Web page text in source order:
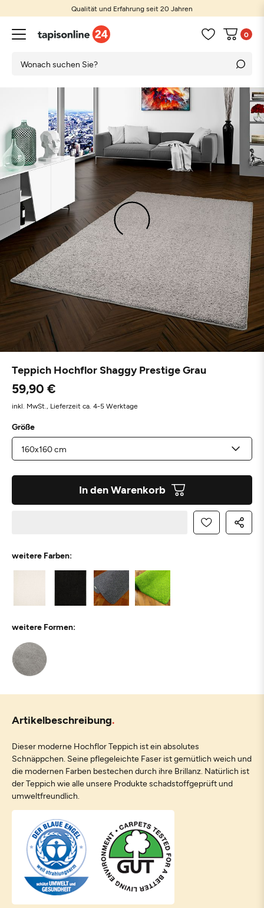
Qualität und Erfahrung seit 20 Jahren
0
Teppich Hochflor Shaggy Prestige Grau
59,90 €
inkl. MwSt., Lieferzeit ca. 4-5 Werktage
Größe
In den Warenkorb
weitere Farben:
weitere Formen:
Artikelbeschreibung
Dieser moderne Hochflor Teppich ist ein absolutes
Schnäppchen. Seine pflegeleichte Faser ist gemütlich weich und
die modernen Farben bestechen durch ihre Brillanz. Natürlich ist
der Teppich wie alle unsere Produkte schadstoffgeprüft und
umweltfreundlich.